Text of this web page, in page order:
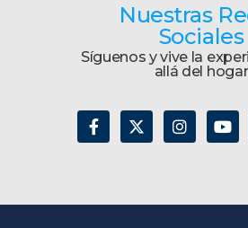
Nuestras
Sociales
Síguenos y vive la
allá del hogar